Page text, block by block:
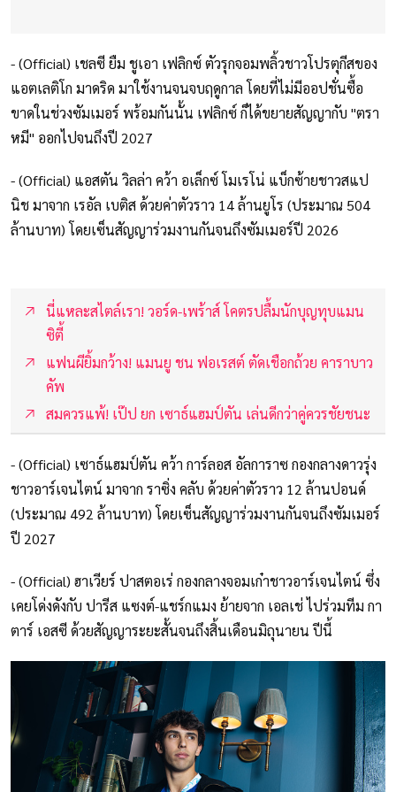
- (Official) เชลซี ยืม ชูเอา เฟลิกซ์ ตัวรุกจอมพลิ้วชาวโปรตุกีสของ
แอตเลติโก มาดริด มาใช้งานจนจบฤดูกาล โดยที่ไม่มีออปชั่นซื้อ
ขาดในช่วงซัมเมอร์ พร้อมกันนั้น เฟลิกซ์ ก็ได้ขยายสัญญากับ "ตรา
หมี" ออกไปจนถึงปี 2027
- (Official) แอสตัน วิลล่า คว้า อเล็กซ์ โมเรโน่ แบ็กซ้ายชาวสแป
นิช มาจาก เรอัล เบติส ด้วยค่าตัวราว 14 ล้านยูโร (ประมาณ 504
ล้านบาท) โดยเซ็นสัญญาร่วมงานกันจนถึงซัมเมอร์ปี 2026
นี่แหละสไตล์เรา! วอร์ด-เพร้าส์ โคตรปลื้มนักบุญทุบแมน
ซิตี้
แฟนผียิ้มกว้าง! แมนยู ชน ฟอเรสต์ ตัดเชือกถ้วย คาราบาว
คัพ
สมควรแพ้! เป๊ป ยก เซาธ์แฮมป์ตัน เล่นดีกว่าคู่ควรชัยชนะ
- (Official) เซาธ์แฮมป์ตัน คว้า การ์ลอส อัลการาซ กองกลางดาวรุ่ง
ชาวอาร์เจนไตน์ มาจาก ราซิ่ง คลับ ด้วยค่าตัวราว 12 ล้านปอนด์
(ประมาณ 492 ล้านบาท) โดยเซ็นสัญญาร่วมงานกันจนถึงซัมเมอร์
ปี 2027
- (Official) ฮาเวียร์ ปาสตอเร่ กองกลางจอมเก๋าชาวอาร์เจนไตน์ ซึ่ง
เคยโด่งดังกับ ปารีส แซงต์-แชร์กแมง ย้ายจาก เอลเช่ ไปร่วมทีม กา
ตาร์ เอสซี ด้วยสัญญาระยะสั้นจนถึงสิ้นเดือนมิถุนายน ปีนี้